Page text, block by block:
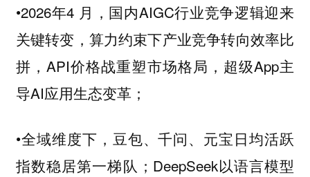
•2026年4 月，国内AIGC行业竞争逻辑迎来
关键转变，算力约束下产业竞争转向效率比
拼，API价格战重塑市场格局，超级App主
导AI应用生态变革；
•全域维度下，豆包、千问、元宝日均活跃
指数稳居第一梯队；DeepSeek以语言模型